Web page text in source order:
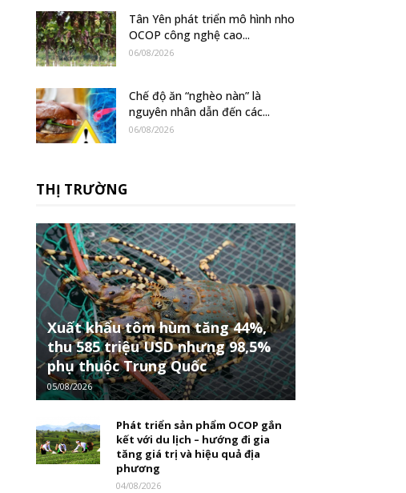
Tân Yên phát triển mô hình nho
OCOP công nghệ cao...
06/08/2026
Chế độ ăn “nghèo nàn” là
nguyên nhân dẫn đến các...
06/08/2026
THỊ TRƯỜNG
Xuất khẩu tôm hùm tăng 44%,
thu 585 triệu USD nhưng 98,5%
phụ thuộc Trung Quốc
05/08/2026
Phát triển sản phẩm OCOP gắn
kết với du lịch – hướng đi gia
tăng giá trị và hiệu quả địa
phương
04/08/2026